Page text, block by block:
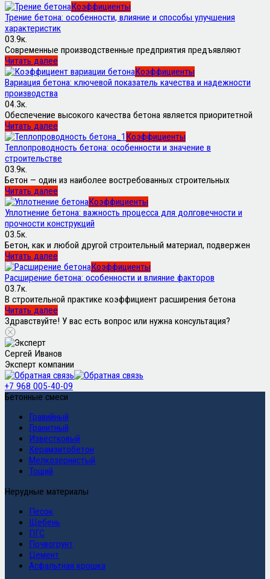
Коэффициенты
Трение бетона: особенности, влияние и способы улучшения
характеристик
03.9к.
Современные производственные предприятия предъявляют
Читать далее
Коэффициенты
Вариация бетона: ключевой показатель качества и надежности
производства
04.3к.
Обеспечение высокого качества бетона является приоритетной
Читать далее
Коэффициенты
Теплопроводность бетона: особенности и значение в
строительстве
03.9к.
Бетон — один из наиболее востребованных строительных
Читать далее
Коэффициенты
Уплотнение бетона: важность процесса для долговечности и
прочности конструкций
03.5к.
Бетон, как и любой другой строительный материал, подвержен
Читать далее
Коэффициенты
Расширение бетона: особенности и влияние факторов
03.7к.
В строительной практике коэффициент расширения бетона
Читать далее
Здравствуйте! У вас есть вопрос или нужна консультация?
Сергей Иванов
Эксперт компании
+7 968 005-40-09
Бетонные смеси
Гравийный
Гранитный
Известковый
Керамзитобетон
Мелкозернистый
Тощий
Нерудные материалы
Песок
Щебень
ПГС
Почвогрунт
Цемент
Асфальтная крошка